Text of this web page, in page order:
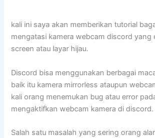
kali ini saya akan memberikan tutorial
mengatasi kamera webcam discord yang
screen atau layar hijau.
Discord bisa menggunakan berbagai
baik itu kamera mirrorless ataupun
kali orang menemukan bug atau error
mengaktifkan webcam kamera di discord.
Salah satu masalah yang sering orang